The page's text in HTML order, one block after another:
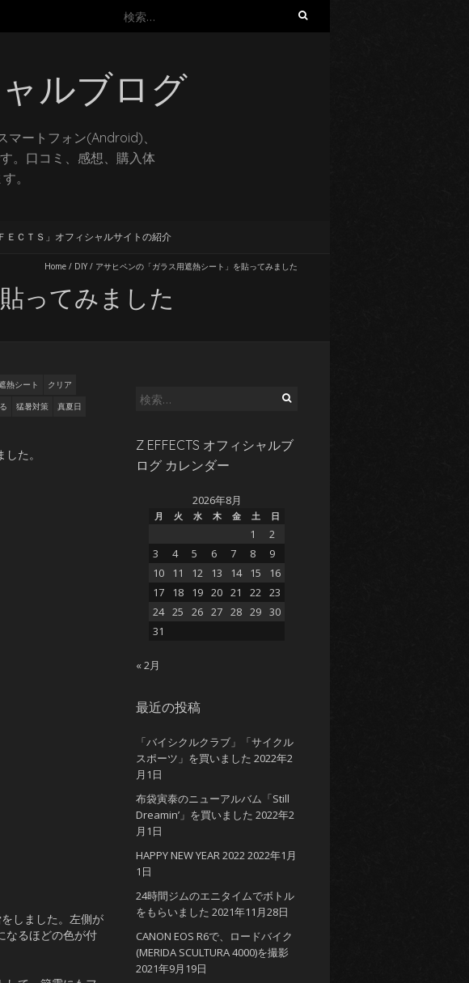
検
ルブログ
マートフォン(Android)、
。口コミ、感想、購入体
。
ＥＣＴＳ」オフィシャルサイトの紹介
Home / DIY / アサヒペンの「ガラス用遮熱シート」を貼ってみました
ってみました
熱シート
クリア
猛暑対策
真夏日
た。
しました。左側が
なるほどの色が付
検
Z EFFECTS オフィシャルブ
ログ カレンダー
2026年8月
月 火 水 木 金 土 日
1
2
3
4 5 6 7 8
9
10
11 12 13 14 15
16
17
18 19 20 21 22 23
24 25 26 27 28 29 30
31
« 2月
最近の投稿
「バイシクルクラブ」「サイクル
スポーツ」を買いました 2022年2
月1日
布袋寅泰のニューアルバム「Still
Dreamin’」を買いました 2022年2
月1日
HAPPY NEW YEAR 20222022年1月
1日
24時間ジムのエニタイムでボトル
をもらいました 2021年11月28日
CANON EOS R6で、ロードバイク
(MERIDA SCULTURA 4000)を撮影
2021年9月19日